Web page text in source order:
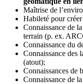
Maîtrise de
Habileté pour
Connaissance de
terrain (p. ex.
Connaissance du
Connaissance des
(atout);
Connaissances de
Connaissance de